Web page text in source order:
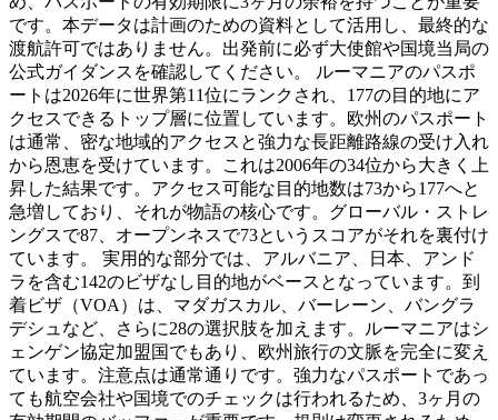
です。本データは計画のための資料として活用し、最終的な
渡航許可ではありません。出発前に必ず大使館や国境当局の
公式ガイダンスを確認してください。 ルーマニアのパスポ
ートは2026年に世界第11位にランクされ、177の目的地にア
クセスできるトップ層に位置しています。欧州のパスポート
は通常、密な地域的アクセスと強力な長距離路線の受け入れ
から恩恵を受けています。これは2006年の34位から大きく上
昇した結果です。アクセス可能な目的地数は73から177へと
急増しており、それが物語の核心です。グローバル・ストレ
ングスで87、オープンネスで73というスコアがそれを裏付け
ています。 実用的な部分では、アルバニア、日本、アンド
ラを含む142のビザなし目的地がベースとなっています。到
着ビザ（VOA）は、マダガスカル、バーレーン、バングラ
デシュなど、さらに28の選択肢を加えます。ルーマニアはシ
ェンゲン協定加盟国でもあり、欧州旅行の文脈を完全に変え
ています。注意点は通常通りです。強力なパスポートであっ
ても航空会社や国境でのチェックは行われるため、3ヶ月の